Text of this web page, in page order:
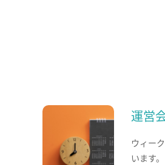
運営
ウィー
います。